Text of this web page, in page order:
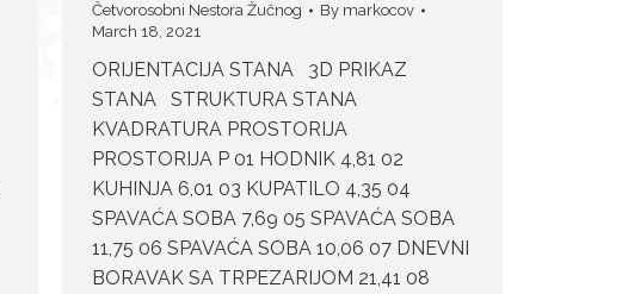
Četvorosobni Nestora Žučnog By markocov
March 18, 2021
ORIJENTACIJA STANA 3D PRIKAZ
STANA STRUKTURA STANA
KVADRATURA PROSTORIJA
PROSTORIJA P 01 HODNIK 4,81 02
KUHINJA 6,01 03 KUPATILO 4,35 04
SPAVAĆA SOBA 7,69 05 SPAVAĆA SOBA
11,75 06 SPAVAĆA SOBA 10,06 07 DNEVNI
BORAVAK SA TRPEZARIJOM 21,41 08